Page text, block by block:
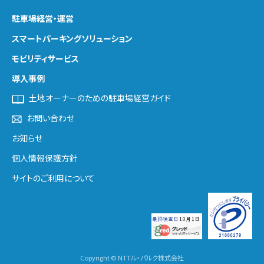
駐車場経営・運営
スマートパーキングソリューション
モビリティサービス
導入事例
土地オーナーのための駐車場経営ガイド
お問い合わせ
お知らせ
個人情報保護方針
サイトのご利用について
Copyright © NTTル・パルク株式会社